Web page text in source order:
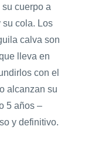
cuerpo a
su cola. Los
calva son
lleva en
con el
alcanzan su
5 años –
y definitivo.